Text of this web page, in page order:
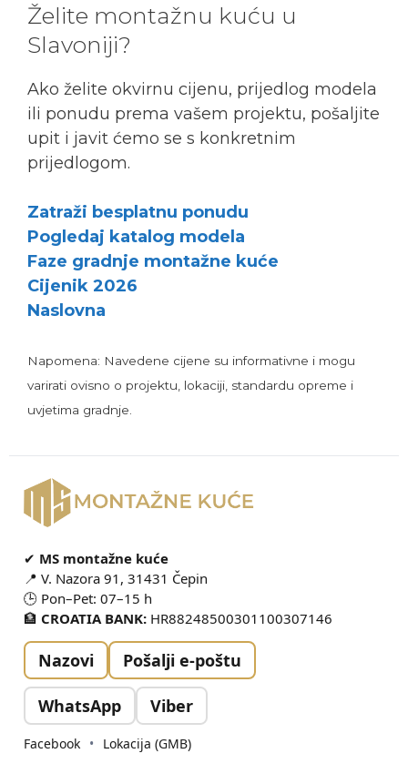
Želite montažnu kuću u
Slavoniji?
Ako želite okvirnu cijenu, prijedlog modela
ili ponudu prema vašem projektu, pošaljite
upit i javit ćemo se s konkretnim
prijedlogom.
Zatraži besplatnu ponudu
Pogledaj katalog modela
Faze gradnje montažne kuće
Cijenik 2026
Naslovna
Napomena: Navedene cijene su informativne i mogu
varirati ovisno o projektu, lokaciji, standardu opreme i
uvjetima gradnje.
✔ MS montažne kuće
📍 V. Nazora 91, 31431 Čepin
🕒 Pon–Pet: 07–15 h
🏦 CROATIA BANK: HR88248500301100307146
Nazovi Pošalji e-poštu
WhatsApp Viber
Facebook • Lokacija (GMB)